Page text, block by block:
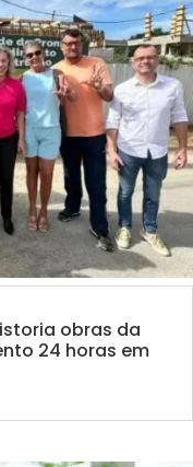
obras da
24 horas em